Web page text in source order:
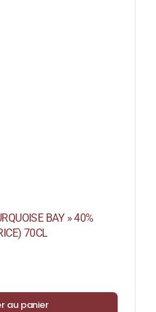
BAY » 40%
70CL
au panier